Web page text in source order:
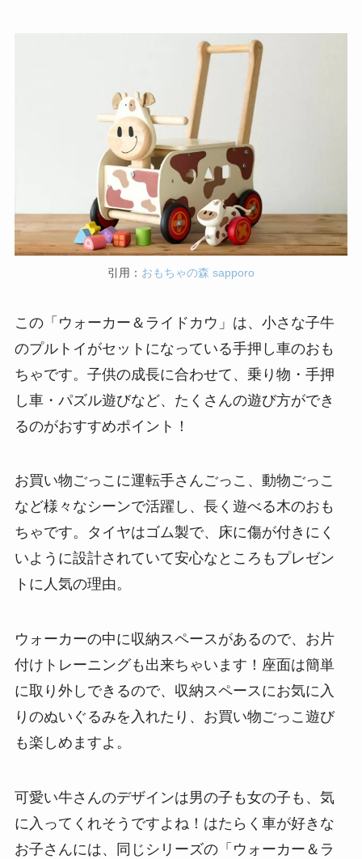
引用： おもちゃの森 sapporo
この「ウォーカー＆ライドカウ」は、小さな子牛
のプルトイがセットになっている手押し車のおも
ちゃです。子供の成長に合わせて、乗り物・手押
し車・パズル遊びなど、たくさんの遊び方ができ
るのがおすすめポイント！
お買い物ごっこに運転手さんごっこ、動物ごっこ
など様々なシーンで活躍し、長く遊べる木のおも
ちゃです。タイヤはゴム製で、床に傷が付きにく
いように設計されていて安心なところもプレゼン
トに人気の理由。
ウォーカーの中に収納スペースがあるので、お片
付けトレーニングも出来ちゃいます！座面は簡単
に取り外しできるので、収納スペースにお気に入
りのぬいぐるみを入れたり、お買い物ごっこ遊び
も楽しめますよ。
可愛い牛さんのデザインは男の子も女の子も、気
に入ってくれそうですよね！はたらく車が好きな
お子さんには、同じシリーズの「ウォーカー＆ラ